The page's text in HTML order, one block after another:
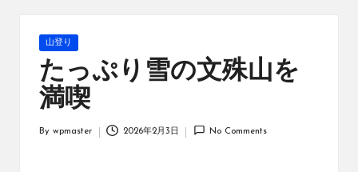
Posted
山登り
たっぷり雪の文殊山を
満喫
By wpmaster 2026年2月3日 No Comments